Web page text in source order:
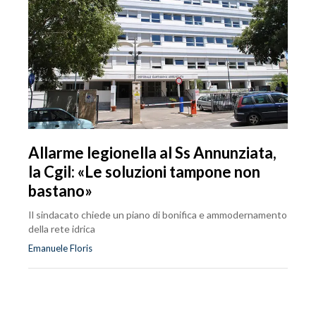
Allarme legionella al Ss Annunziata,
la Cgil: «Le soluzioni tampone non
bastano»
Il sindacato chiede un piano di bonifica e ammodernamento
della rete idrica
Emanuele Floris